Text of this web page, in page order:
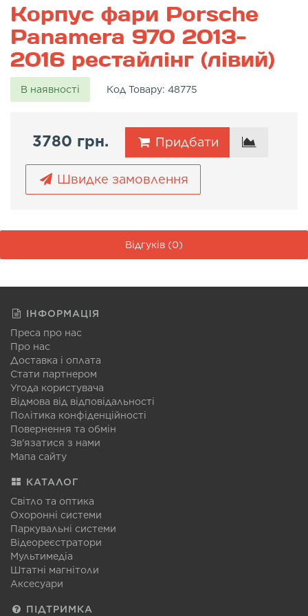
Корпус фари Porsche
Panamera 970 2013-
2016 рестайлінг (лівий)
В наявності Код Товару: 48775
3780 грн. Придбати
Швидке замовлення
Відгуків (0)
ІНФОРМАЦІЯ
Преса про нас
Про нас
Доставка і оплата
Стати партнером
Угода користувача
Відмова від відповідальності
Політика конфіденційності
Повернення та обмін
Зв'язатися з нами
Мапа сайту
КАТАЛОГ
Світло та оптика
Охоронні системи
Паркувальні системи
Відеореєстратори
Мультимедіа
Штатні магнітоли
Аксесуари
ПІДТРИМКА